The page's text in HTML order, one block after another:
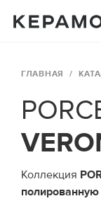
ГЛАВНАЯ
Коллекция
полированную